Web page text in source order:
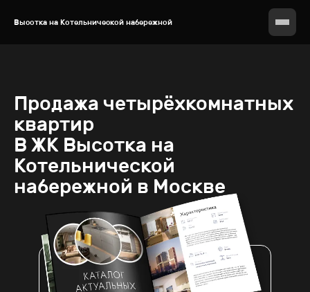
Высотка на Котельнической набережной
Продажа четырёхкомнатных
квартир
В ЖК Высотка на
Котельнической
набережной в Москве